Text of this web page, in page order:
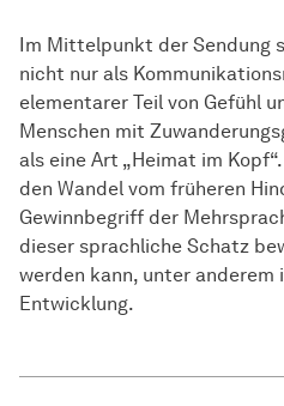
Im Mittelpunkt der Sendung
nicht nur als
elementarer Teil von Gefühl
Menschen mit
als eine Art „Heimat im
den Wandel vom früheren
Gewinnbegriff der
dieser sprachliche Schatz
werden kann, unter anderem
Entwicklung.